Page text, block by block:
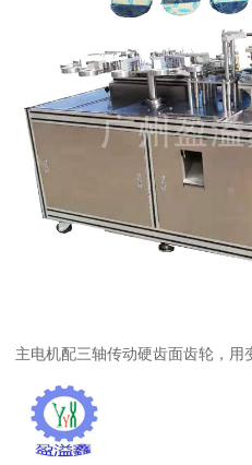
主电机配三轴传动硬齿面齿轮，用